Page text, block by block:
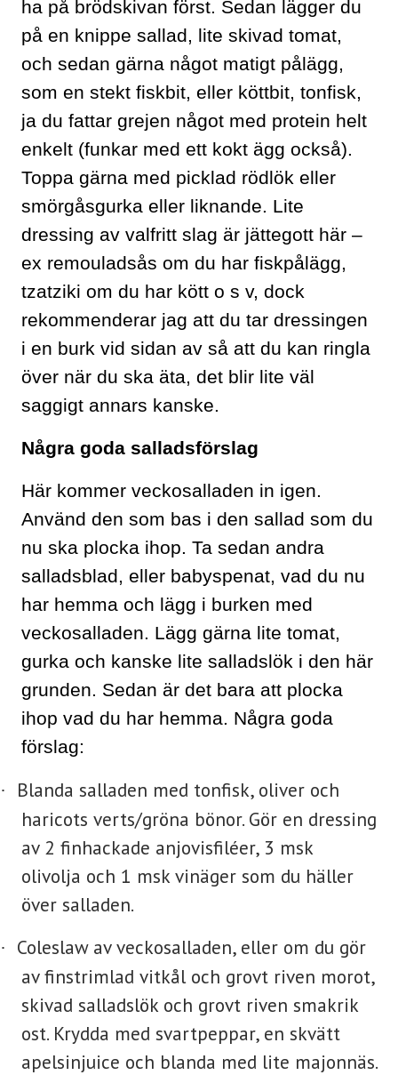
ha på brödskivan först. Sedan lägger du
på en knippe sallad, lite skivad tomat,
och sedan gärna något matigt pålägg,
som en stekt fiskbit, eller köttbit, tonfisk,
ja du fattar grejen något med protein helt
enkelt (funkar med ett kokt ägg också).
Toppa gärna med picklad rödlök eller
smörgåsgurka eller liknande. Lite
dressing av valfritt slag är jättegott här –
ex remouladsås om du har fiskpålägg,
tzatziki om du har kött o s v, dock
rekommenderar jag att du tar dressingen
i en burk vid sidan av så att du kan ringla
över när du ska äta, det blir lite väl
saggigt annars kanske.
Några goda salladsförslag
Här kommer veckosalladen in igen.
Använd den som bas i den sallad som du
nu ska plocka ihop. Ta sedan andra
salladsblad, eller babyspenat, vad du nu
har hemma och lägg i burken med
veckosalladen. Lägg gärna lite tomat,
gurka och kanske lite salladslök i den här
grunden. Sedan är det bara att plocka
ihop vad du har hemma. Några goda
förslag:
·
Blanda salladen med tonfisk, oliver och
haricots verts/gröna bönor. Gör en dressing
av 2 finhackade anjovisfiléer, 3 msk
olivolja och 1 msk vinäger som du häller
över salladen.
·
Coleslaw av veckosalladen, eller om du gör
av finstrimlad vitkål och grovt riven morot,
skivad salladslök och grovt riven smakrik
ost. Krydda med svartpeppar, en skvätt
apelsinjuice och blanda med lite majonnäs.